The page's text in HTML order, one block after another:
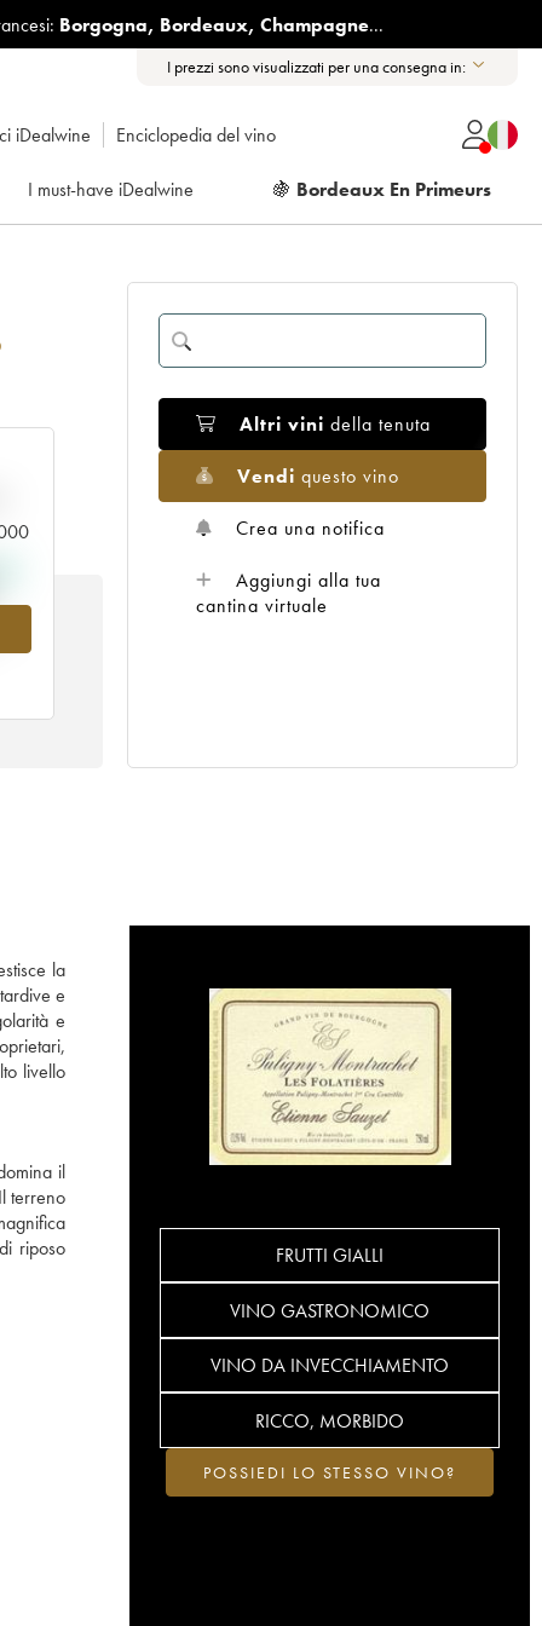
Borgogna, Bordeaux, Champagne...
I prezzi sono visualizzati per una consegna in:
iDealwine Enciclopedia del vino
I must-have iDealwine 🍇 Bordeaux En Primeurs
Altri vini della tenuta
Vendi questo vino
Crea una notifica
Aggiungi alla tua
cantina virtuale
la
e
e
livello
il
terreno
riposo
FRUTTI GIALLI
VINO GASTRONOMICO
VINO DA INVECCHIAMENTO
RICCO, MORBIDO
POSSIEDI LO STESSO VINO?